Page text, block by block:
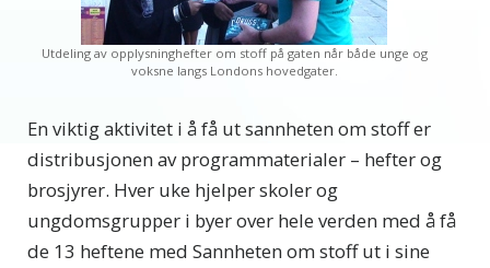
Utdeling av opplysninghefter om stoff på gaten når både unge og
voksne langs Londons hovedgater.
En viktig aktivitet i å få ut sannheten om stoff er
distribusjonen av programmaterialer – hefter og
brosjyrer. Hver uke hjelper skoler og
ungdomsgrupper i byer over hele verden med å få
de 13 heftene med Sannheten om stoff ut i sine